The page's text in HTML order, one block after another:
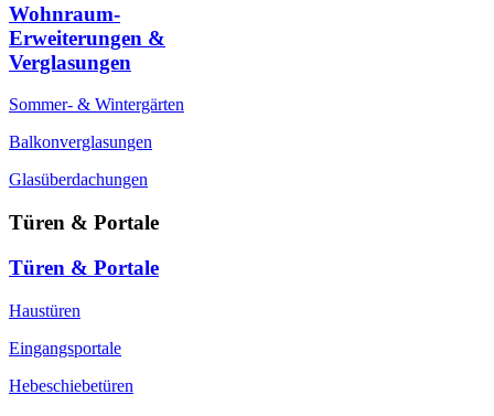
Wohnraum-
Erweiterungen &
Verglasungen
Sommer- & Wintergärten
Balkonverglasungen
Glasüberdachungen
Türen & Portale
Türen & Portale
Haustüren
Eingangsportale
Hebeschiebetüren